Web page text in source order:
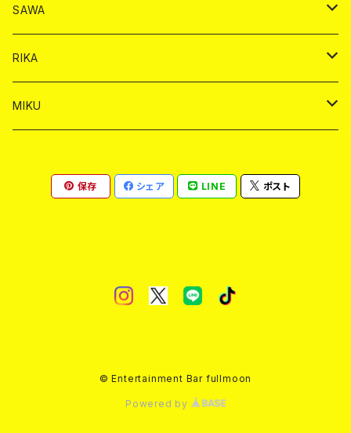
シャンパン
シャンパン
ヤードグラス
チェキ
ドリンク
ショット
シャンパン
ヤードグラス
チェキ
ドリンク
シャンパン
ショット
ヤードグラス
バイカ
チェキ
SAWA
ドリンク
シャンパン
バイカ
RIKA
ドリンク
MIKU
シャンパン
保存 シェア LINE ポスト
© Entertainment Bar fullmoon
Powered by